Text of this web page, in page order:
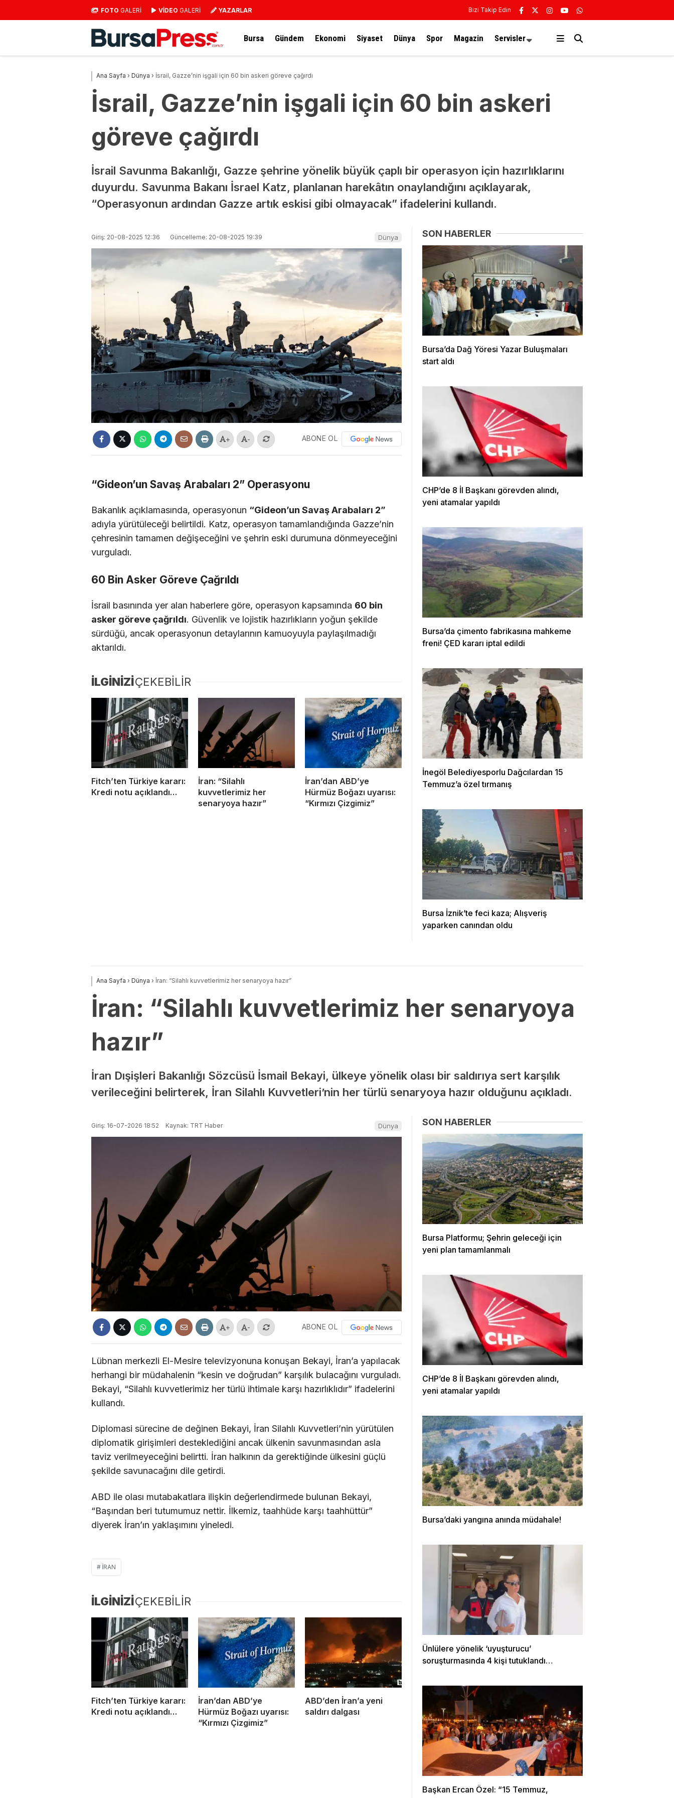
FOTO GALERİ VİDEO GALERİ YAZARLAR Bizi Takip Edin
Bursa Gündem Ekonomi Siyaset Dünya Spor Magazin Servisler
Ana Sayfa › Dünya › İsrail, Gazze’nin işgali için 60 bin askeri göreve çağırdı
İsrail, Gazze’nin işgali için 60 bin askeri
göreve çağırdı
İsrail Savunma Bakanlığı, Gazze şehrine yönelik büyük çaplı bir operasyon için hazırlıklarını
duyurdu. Savunma Bakanı İsrael Katz, planlanan harekâtın onaylandığını açıklayarak,
“Operasyonun ardından Gazze artık eskisi gibi olmayacak” ifadelerini kullandı.
Giriş: 20-08-2025 12:36 Güncelleme: 20-08-2025 19:39 Dünya
+ - ABONE OL
“Gideon’un Savaş Arabaları 2” Operasyonu
Bakanlık açıklamasında, operasyonun “Gideon’un Savaş Arabaları 2”
adıyla yürütüleceği belirtildi. Katz, operasyon tamamlandığında Gazze’nin
çehresinin tamamen değişeceğini ve şehrin eski durumuna dönmeyeceğini
vurguladı.
60 Bin Asker Göreve Çağrıldı
İsrail basınında yer alan haberlere göre, operasyon kapsamında 60 bin
asker göreve çağrıldı. Güvenlik ve lojistik hazırlıkların yoğun şekilde
sürdüğü, ancak operasyonun detaylarının kamuoyuyla paylaşılmadığı
aktarıldı.
İLGİNİZİÇEKEBİLİR
Fitch’ten Türkiye kararı:
Kredi notu açıklandı…
İran: “Silahlı
kuvvetlerimiz her
senaryoya hazır”
İran’dan ABD’ye
Hürmüz Boğazı uyarısı:
“Kırmızı Çizgimiz”
SON HABERLER
Bursa’da Dağ Yöresi Yazar Buluşmaları
start aldı
CHP’de 8 İl Başkanı görevden alındı,
yeni atamalar yapıldı
Bursa’da çimento fabrikasına mahkeme
freni! ÇED kararı iptal edildi
İnegöl Belediyesporlu Dağcılardan 15
Temmuz’a özel tırmanış
Bursa İznik’te feci kaza; Alışveriş
yaparken canından oldu
Ana Sayfa › Dünya › İran: “Silahlı kuvvetlerimiz her senaryoya hazır”
İran: “Silahlı kuvvetlerimiz her senaryoya
hazır”
İran Dışişleri Bakanlığı Sözcüsü İsmail Bekayi, ülkeye yönelik olası bir saldırıya sert karşılık
verileceğini belirterek, İran Silahlı Kuvvetleri’nin her türlü senaryoya hazır olduğunu açıkladı.
Giriş: 16-07-2026 18:52 Kaynak: TRT Haber Dünya
+ - ABONE OL
Lübnan merkezli El-Mesire televizyonuna konuşan Bekayi, İran’a yapılacak
herhangi bir müdahalenin “kesin ve doğrudan” karşılık bulacağını vurguladı.
Bekayi, “Silahlı kuvvetlerimiz her türlü ihtimale karşı hazırlıklıdır” ifadelerini
kullandı.
Diplomasi sürecine de değinen Bekayi, İran Silahlı Kuvvetleri’nin yürütülen
diplomatik girişimleri desteklediğini ancak ülkenin savunmasından asla
taviz verilmeyeceğini belirtti. İran halkının da gerektiğinde ülkesini güçlü
şekilde savunacağını dile getirdi.
ABD ile olası mutabakatlara ilişkin değerlendirmede bulunan Bekayi,
“Başından beri tutumumuz nettir. İlkemiz, taahhüde karşı taahhüttür”
diyerek İran’ın yaklaşımını yineledi.
İRAN
İLGİNİZİÇEKEBİLİR
Fitch’ten Türkiye kararı:
Kredi notu açıklandı…
İran’dan ABD’ye
Hürmüz Boğazı uyarısı:
“Kırmızı Çizgimiz”
ABD’den İran’a yeni
saldırı dalgası
SON HABERLER
Bursa Platformu; Şehrin geleceği için
yeni plan tamamlanmalı
CHP’de 8 İl Başkanı görevden alındı,
yeni atamalar yapıldı
Bursa’daki yangına anında müdahale!
Ünlülere yönelik ‘uyuşturucu’
soruşturmasında 4 kişi tutuklandı…
Başkan Ercan Özel: “15 Temmuz,